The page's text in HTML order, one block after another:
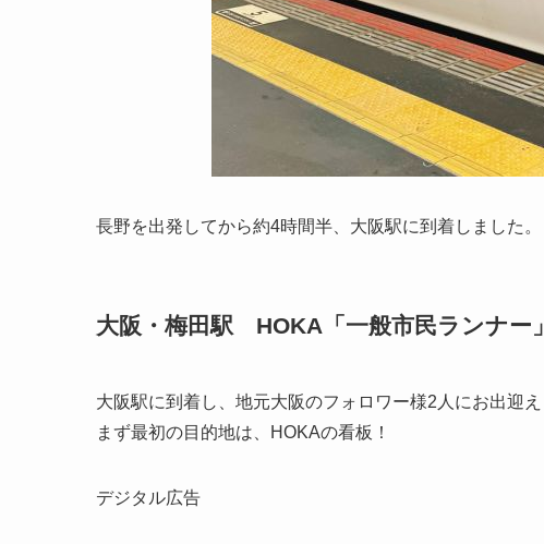
長野を出発してから約4時間半、大阪駅に到着しました。
大阪・梅田駅 HOKA「一般市民ランナー
大阪駅に到着し、地元大阪のフォロワー様2人にお出迎
まず最初の目的地は、HOKAの看板！
デジタル広告